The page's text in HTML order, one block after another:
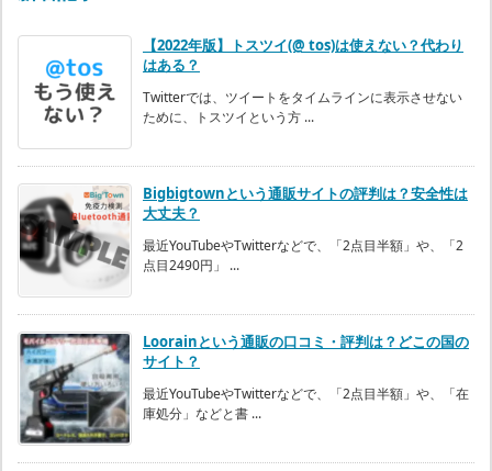
【2022年版】トスツイ(@ tos)は使えない？代わり
はある？
Twitterでは、ツイートをタイムラインに表示させない
ために、トスツイという方 ...
Bigbigtownという通販サイトの評判は？安全性は
大丈夫？
最近YouTubeやTwitterなどで、「2点目半額」や、「2
点目2490円」 ...
Loorainという通販の口コミ・評判は？どこの国の
サイト？
最近YouTubeやTwitterなどで、「2点目半額」や、「在
庫処分」などと書 ...